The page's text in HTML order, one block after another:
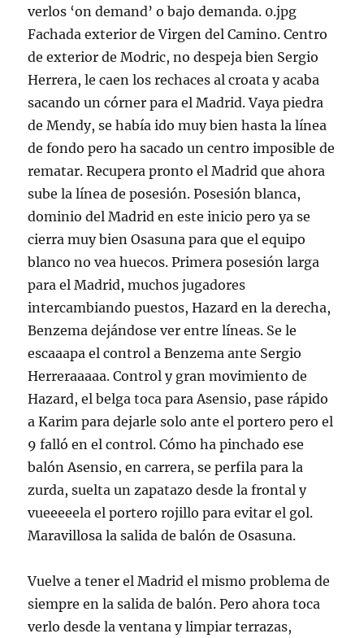
verlos ‘on demand’ o bajo demanda. 0.jpg
Fachada exterior de Virgen del Camino. Centro
de exterior de Modric, no despeja bien Sergio
Herrera, le caen los rechaces al croata y acaba
sacando un córner para el Madrid. Vaya piedra
de Mendy, se había ido muy bien hasta la línea
de fondo pero ha sacado un centro imposible de
rematar. Recupera pronto el Madrid que ahora
sube la línea de posesión. Posesión blanca,
dominio del Madrid en este inicio pero ya se
cierra muy bien Osasuna para que el equipo
blanco no vea huecos. Primera posesión larga
para el Madrid, muchos jugadores
intercambiando puestos, Hazard en la derecha,
Benzema dejándose ver entre líneas. Se le
escaaapa el control a Benzema ante Sergio
Herreraaaaa. Control y gran movimiento de
Hazard, el belga toca para Asensio, pase rápido
a Karim para dejarle solo ante el portero pero el
9 falló en el control. Cómo ha pinchado ese
balón Asensio, en carrera, se perfila para la
zurda, suelta un zapatazo desde la frontal y
vueeeeela el portero rojillo para evitar el gol.
Maravillosa la salida de balón de Osasuna.
Vuelve a tener el Madrid el mismo problema de
siempre en la salida de balón. Pero ahora toca
verlo desde la ventana y limpiar terrazas,